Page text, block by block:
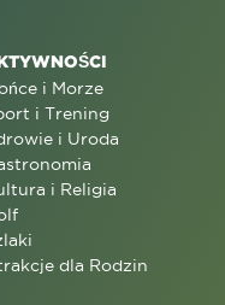
i Morze
i Trening
i Uroda
i Religia
dla Rodzin